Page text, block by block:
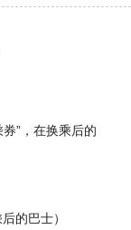
”，在换乘后的
的巴士）